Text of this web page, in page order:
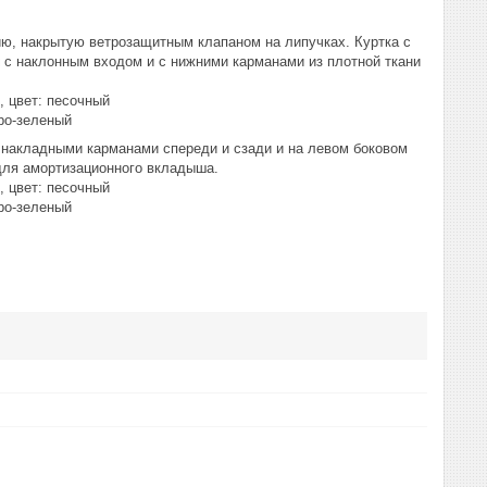
накрытую ветрозащитным клапаном на липучках. Куртка с
наклонным входом и с нижними карманами из плотной ткани
цвет: песочный
зеленый
карманами спереди и сзади и на левом боковом
амортизационного вкладыша.
цвет: песочный
зеленый